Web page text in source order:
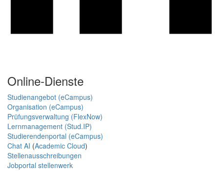
Online-Dienste
Studienangebot (eCampus)
Organisation (eCampus)
Prüfungsverwaltung (FlexNow)
Lernmanagement (Stud.IP)
Studierendenportal (eCampus)
Chat AI (Academic Cloud)
Stellenausschreibungen
Jobportal stellenwerk